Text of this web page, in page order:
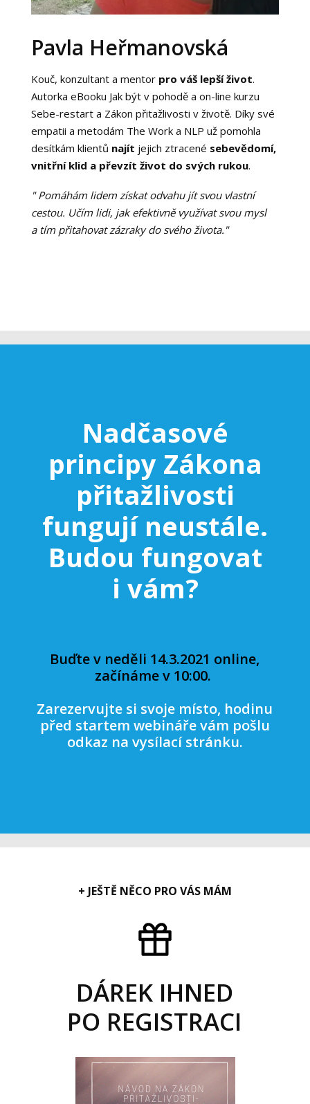
Pavla Heřmanovská
Kouč, konzultant a mentor pro váš lepší život.
Autorka eBooku Jak být v pohodě a on-line kurzu
Sebe-restart a Zákon přitažlivosti v životě. Díky své
empatii a metodám The Work a NLP už pomohla
desítkám klientů najít jejich ztracené sebevědomí,
vnitřní klid a převzít život do svých rukou.
" Pomáhám lidem získat odvahu jít svou vlastní
cestou. Učím lidi, jak efektivně využívat svou mysl
a tím přitahovat zázraky do svého života."
Nadčasové
principy Zákona
přitažlivosti
fungují neustále.
Budou fungovat
i vám?
Buďte v neděli 14.3.2021 online,
začínáme v 10:00.
Zarezervujte si svoje místo, hodinu
před startem webináře vám pošlu
odkaz na vysílací stránku.
+ JEŠTĚ NĚCO PRO VÁS MÁM
DÁREK IHNED
PO REGISTRACI